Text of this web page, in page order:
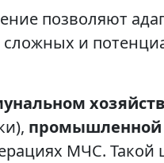
позволяют
и
промышленной
МЧС.